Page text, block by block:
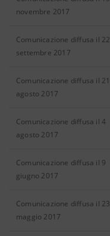
novembre 2017
Comunicazione diffusa il 22
settembre 2017
Comunicazione diffusa il 21
agosto 2017
Comunicazione diffusa il 4
agosto 2017
Comunicazione diffusa il 9
giugno 2017
Comunicazione diffusa il 23
maggio 2017